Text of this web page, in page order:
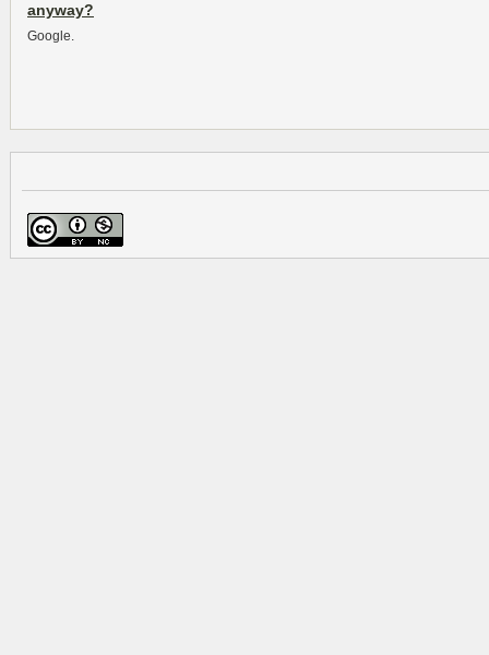
anyway?
Google.